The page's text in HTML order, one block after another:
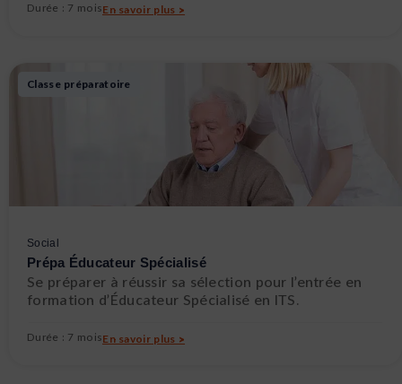
Durée : 7 moisEn savoir plus >
Classe préparatoire
Social
Prépa Éducateur Spécialisé
Se préparer à réussir sa sélection pour l’entrée en
formation d’Éducateur Spécialisé en ITS.
Durée : 7 moisEn savoir plus >